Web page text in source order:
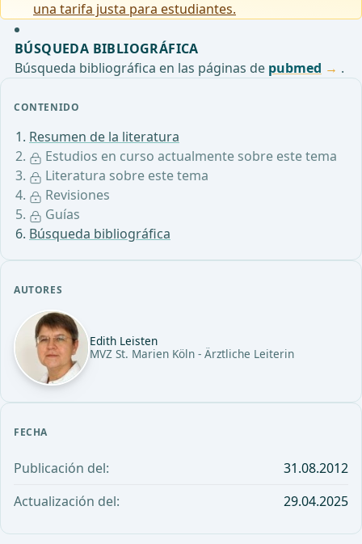
CONTENIDO
Resumen de la literatura
Estudios en curso actualmente sobre este tema
Literatura sobre este tema
Revisiones
Guías
Búsqueda bibliográfica
AUTORES
Edith Leisten
MVZ St. Marien Köln - Ärztliche Leiterin
FECHA
Publicación del:
31.08.2012
Actualización del:
29.04.2025
una tarifa justa para estudiantes.
BÚSQUEDA BIBLIOGRÁFICA
Búsqueda bibliográfica en las páginas de pubmed .